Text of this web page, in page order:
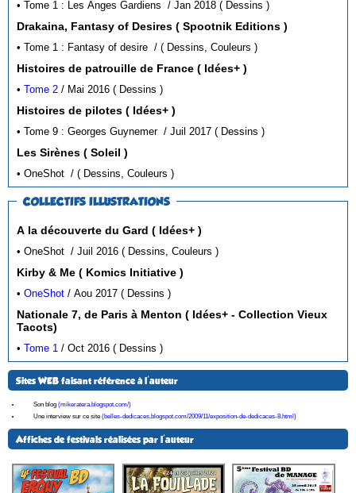
• Tome 1 : Les Anges Gardiens / Jan 2018 ( Dessins )
Drakaina, Fantasy of Desires ( Spootnik Editions )
• Tome 1 : Fantasy of desire / ( Dessins, Couleurs )
Histoires de patrouille de France ( Idées+ )
•Tome 2 / Mai 2016 ( Dessins )
Histoires de pilotes ( Idées+ )
• Tome 9 : Georges Guynemer / Juil 2017 ( Dessins )
Les Sirènes ( Soleil )
• OneShot / ( Dessins, Couleurs )
COLLECTIFS ILLUSTRATIONS
A la découverte du Gard ( Idées+ )
• OneShot / Juil 2016 ( Dessins, Couleurs )
Kirby & Me ( Komics Initiative )
•OneShot / Aou 2017 ( Dessins )
Nationale 7, de Paris à Menton ( Idées+ - Collection Vieux
Tacots)
•Tome 1 / Oct 2016 ( Dessins )
Sites WEB faisant référence à l'auteur
Son blog (mikeratera.blogspot.com/)
Une interview sur ce site (belles-dedicaces.blogspot.com/2009/11/exposition-de-dedicaces-8.html)
Affiches de festivals réalisées par l'auteur